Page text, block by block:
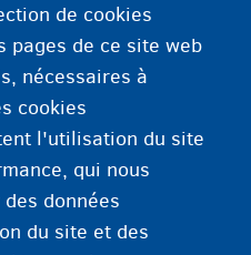
prolongés et portés à
et si le retour n'a pu
de deux mois.
l'ordre public est mis en
prolongé et porté à 8
est différente pour les
détention à la
de cookies
pages de ce site web
nécessaires à
cookies
l'utilisation du site
qui nous
données
du site et des